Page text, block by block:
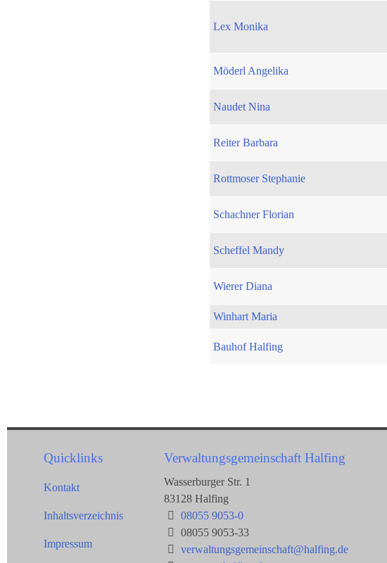
Lex Monika
Möderl Angelika
Naudet Nina
Reiter Barbara
Rottmoser Stephanie
Schachner Florian
Scheffel Mandy
Wierer Diana
Winhart Maria
Bauhof Halfing
Quicklinks
Kontakt
Inhaltsverzeichnis
Impressum
Verwaltungsgemeinschaft Halfing
Wasserburger Str. 1
83128 Halfing
08055 9053-0
08055 9053-33
verwaltungsgemeinschaft@halfing.de